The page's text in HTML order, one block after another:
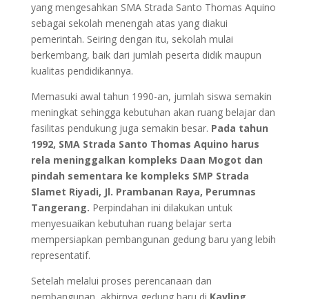
yang mengesahkan SMA Strada Santo Thomas Aquino
sebagai sekolah menengah atas yang diakui
pemerintah. Seiring dengan itu, sekolah mulai
berkembang, baik dari jumlah peserta didik maupun
kualitas pendidikannya.
Memasuki awal tahun 1990-an, jumlah siswa semakin
meningkat sehingga kebutuhan akan ruang belajar dan
fasilitas pendukung juga semakin besar. Pada tahun
1992, SMA Strada Santo Thomas Aquino harus
rela meninggalkan kompleks Daan Mogot dan
pindah sementara ke kompleks SMP Strada
Slamet Riyadi, Jl. Prambanan Raya, Perumnas
Tangerang. Perpindahan ini dilakukan untuk
menyesuaikan kebutuhan ruang belajar serta
mempersiapkan pembangunan gedung baru yang lebih
representatif.
Setelah melalui proses perencanaan dan